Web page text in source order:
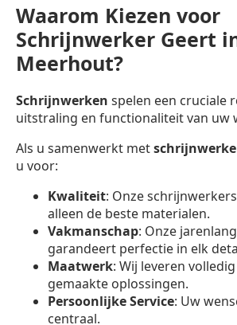
Waarom Kiezen voor
Schrijnwerker Geert
Meerhout?
Schrijnwerken spelen een cruciale
uitstraling en functionaliteit van uw
Als u samenwerkt met
u voor:
Kwaliteit: Onze
alleen de beste materialen.
Vakmanschap: Onze
garandeert perfectie in elk
Maatwerk: Wij leveren
gemaakte oplossingen.
Persoonlijke Service: Uw
centraal.